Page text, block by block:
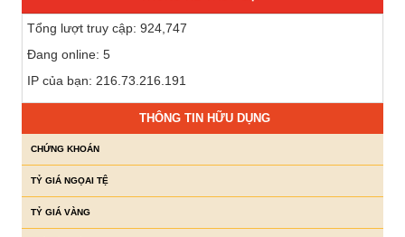
Tổng lượt truy cập: 924,747
Đang online: 5
IP của bạn: 216.73.216.191
THÔNG TIN HỮU DỤNG
CHỨNG KHOÁN
TỶ GIÁ NGỌAI TỆ
TỶ GIÁ VÀNG